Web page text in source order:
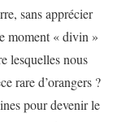
sans apprécier
moment « divin »
lesquelles nous
rare d’orangers ?
pour devenir le